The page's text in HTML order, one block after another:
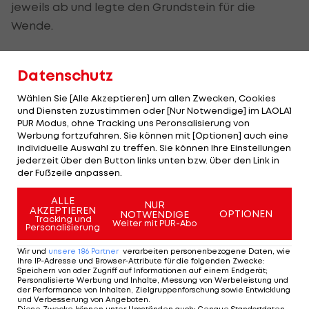
jeweils ab und legte den Grundstein für die
Wende.
Im folgenden Game gelang ihr bei der ersten
Breakchance das Rebreak, weil sich Potapova
einen unerzwungenen Fehler leistete.
Von dieser Schwächephase konnte sich die
gebürtige Russin im ersten Satz nicht mehr
erholen. Nach einem zu Null verlorenen
Aufschlagsspiel samt abschließendem
Doppelfehler war dieser nach 46 Minuten
verloren.
Auch im zweiten Durchgang klar vorn
Sie fand aber schnell wieder in die Spur, stellte
Datenschutz
Wählen Sie [Alle Akzeptieren] um allen Zwecken, Cookies
und Diensten zuzustimmen oder [Nur Notwendige] im LAOLA1
PUR Modus, ohne Tracking uns Peronsalisierung von
Werbung fortzufahren. Sie können mit [Optionen] auch eine
individuelle Auswahl zu treffen. Sie können Ihre Einstellungen
jederzeit über den Button links unten bzw. über den Link in
der Fußzeile anpassen.
ALLE
AKZEPTIEREN
Tracking und
Personalisierung
NUR
NOTWENDIGE
Weiter mit PUR-Abo
OPTIONEN
Wir und unsere 186 Partner verarbeiten personenbezogene Daten, wie
Ihre IP-Adresse und Browser-Attribute für die folgenden Zwecke:
Speichern von oder Zugriff auf Informationen auf einem Endgerät;
Personalisierte Werbung und Inhalte, Messung von Werbeleistung und
der Performance von Inhalten, Zielgruppenforschung sowie Entwicklung
und Verbesserung von Angeboten.